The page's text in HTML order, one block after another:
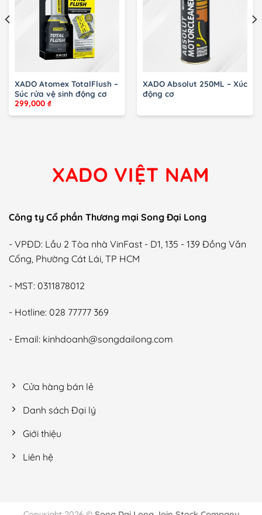
XADO Atomex TotalFlush –
Súc rửa vệ sinh động cơ
299,000 ₫
XADO Absolut 250ML – Xúc
động cơ
XADO VIỆT NAM
Công ty Cổ phần Thương mại Song Đại Long
- VPĐD: Lầu 2 Tòa nhà VinFast - D1, 135 - 139 Đồng Văn
Cống, Phường Cát Lái, TP HCM
- MST: 0311878012
- Hotline: 028 77777 369
- Email: kinhdoanh@songdailong.com
Cửa hàng bán lẻ
Danh sách Đại lý
Giới thiệu
Liên hệ